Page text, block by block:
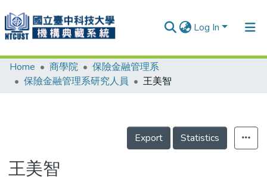
Log In
Communities & Collections
Organizations
Home 商學院
保險金融管理系
保險金融管理系研究人員
王美智
Export Statistics
王美智